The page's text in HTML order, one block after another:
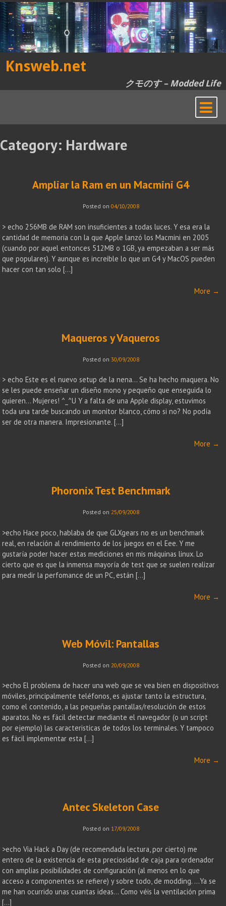
Skip
to
content
Knsweb.net
クモのす – Modded Life
Category: Hardware
Ampliar la Ram en un Macmini G4
Posted on 04/10/2008
> echo 256MB de RAM son insuficientes a todas luces. Y esa era la
cantidad de memoria con la que Apple lanzó los Macmini en 2005
(cuando por aquel entonces 512MB o 1GB, ya empezaban a ser más
que populares). Y aunque es increible lo que un G4 y MacOS pueden
hacer con tan solo […]
More →
Maqueros y Vaqueros
Posted on 30/09/2008
> echo Este es el nuevo setup de la nena… Se ha hecho maquera. No
se les puede enseñar un diseño mono y pequeño que enseguida lo
quieren… Mujeres! ^_^U Y a falta de una Apple display, estuvimos
toda una tarde buscando un monitor blanco, cómo si no? No podía
ser de otra manera. Impresionante. […]
More →
Phoronix Test Benchmark
Posted on 25/09/2008
>echo Hace poco, hablaba de que GLXgears no es un benchmark
real, en relación al rendimiento de los juegos en el Eee. Y me
gustaría poder hacer estas mediciones en mis máquinas linux. Lo
cierto que es que la inmensa mayoría de test que se suelen realizar
para medir la perfomance de un PC, están […]
More →
Web Móvil: Pantallas
Posted on 20/09/2008
>echo El problema de hacer una web que se vea bien en dispositivos
móviles, principalmente teléfonos, es ajustar tanto la estructura,
como el contenido, a las pequeñas pantallas/resolución de estos
aparatos. No es fácil detectar mediante el navegador (o un script
por ejemplo) las caracteristicas de todos los terminales. Y tampoco
es fácil implementar esta […]
More →
Antec Skeleton Case
Posted on 17/09/2008
>echo Via Hack a Day (de recomendada lectura, por cierto) me
entero de la existencia de esta preciosidad de caja para ordenador
con amplias posibilidades de configuración (al menos en lo que
acceso a componentes se refiere) y sobre todo, de modding. …Ya se
me han ocurrido unas cuantas ideas… Como véis la ventilación prima
[…]